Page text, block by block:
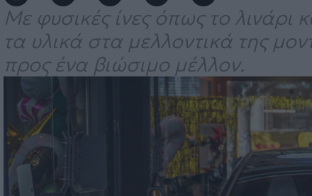
Με φυσικές ίνες όπως το λινάρι
τα υλικά στα μελλοντικά της
προς ένα βιώσιμο μέλλον.